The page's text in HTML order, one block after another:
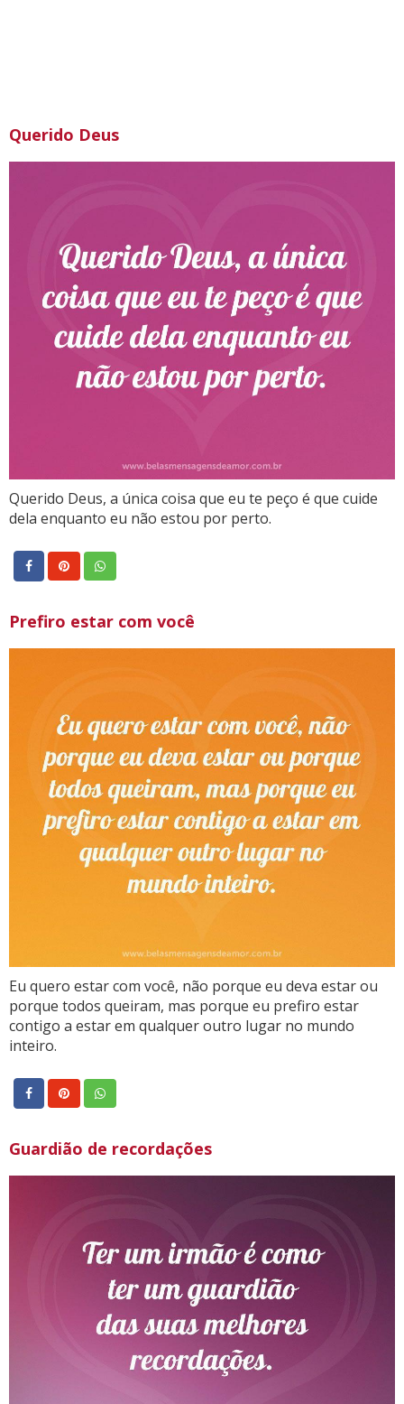
Querido Deus
Querido Deus, a única coisa que eu te peço é que cuide
dela enquanto eu não estou por perto.
Prefiro estar com você
Eu quero estar com você, não porque eu deva estar ou
porque todos queiram, mas porque eu prefiro estar
contigo a estar em qualquer outro lugar no mundo
inteiro.
Guardião de recordações